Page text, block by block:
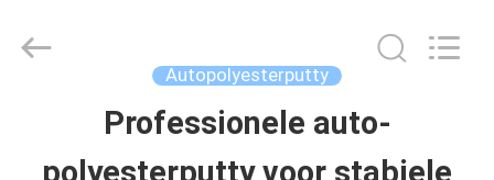
Meklon
Autopolyesterputty
Professionele auto-
polyesterputty voor stabiele